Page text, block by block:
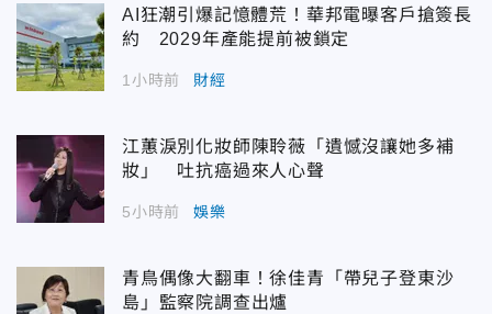
AI狂潮引爆記憶體荒！華邦電曝客戶搶簽長
約 2029年產能提前被鎖定
1小時前 財經
江蕙淚別化妝師陳聆薇「遺憾沒讓她多補
妝」 吐抗癌過來人心聲
5小時前 娛樂
青鳥偶像大翻車！徐佳青「帶兒子登東沙
島」監察院調查出爐